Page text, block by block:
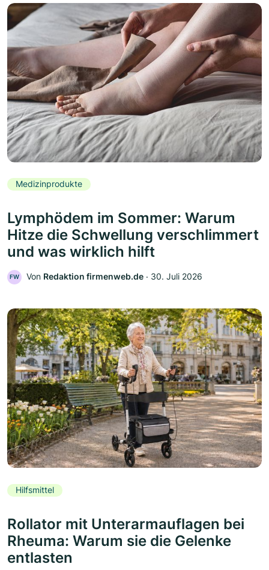
Medizinprodukte
Lymphödem im Sommer: Warum
Hitze die Schwellung verschlimmert
und was wirklich hilft
FW Von Redaktion firmenweb.de ‧ 30. Juli 2026
Hilfsmittel
Rollator mit Unterarmauflagen bei
Rheuma: Warum sie die Gelenke
entlasten